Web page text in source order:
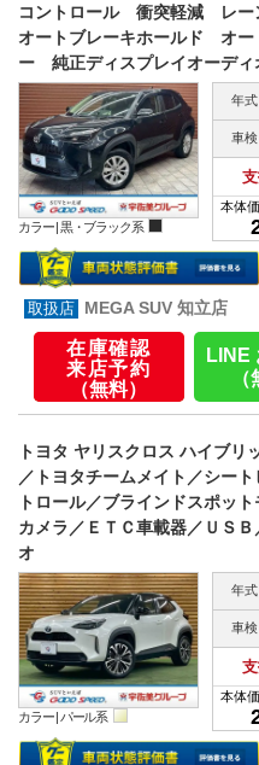
コントロール 衝突軽減 レ
オートブレーキホールド オ
ー 純正ディスプレイオーデ
カラー |黒・ブラック系
年式
車検
本体
MEGA SUV 知立店
在庫確認
来店予約
（無料）
LINE
トヨタ ヤリスクロス ハイブ
／トヨタチームメイト／シー
トロール／ブラインドスポッ
カメラ／ＥＴＣ車載器／ＵＳ
オ
カラー | パール系
年式
車検
本体